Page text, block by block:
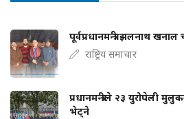
पूर्वप्रधानमन्त्री झलनाथ खनाल
राष्ट्रिय समाचार
प्रधानमन्त्रीले २३ युरोपेली
भेट्ने